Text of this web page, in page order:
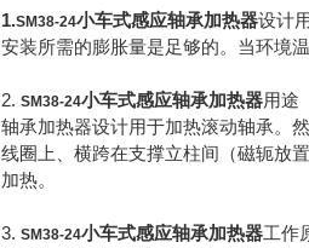
1.SM38-24小车式感应轴承加热器设计
安装所需的膨胀量是足够的。当环境
2. SM38-24小车式感应轴承加热器用途
轴承加热器设计用于加热滚动轴承。
线圈上、横跨在支撑立柱间（磁轭放
加热。
3. SM38-24小车式感应轴承加热器工作